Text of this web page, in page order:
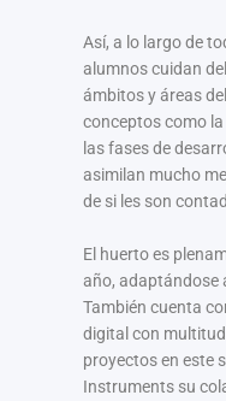
Así, a lo largo de
alumnos cuidan
ámbitos y áreas
conceptos como
las fases de
asimilan mucho
de si les son
El huerto es
año, adaptándose
También cuenta
digital con
proyectos en este
Instruments su